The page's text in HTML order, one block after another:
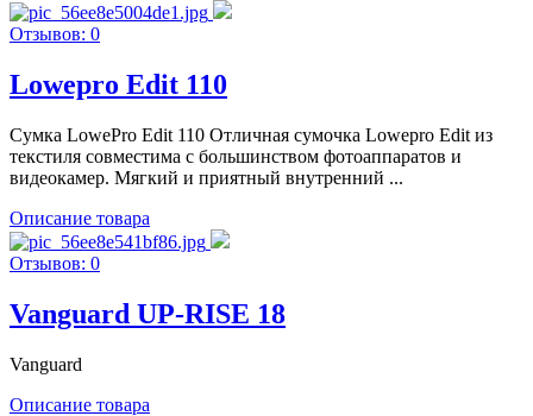
Отзывов: 0
Lowepro Edit 110
Сумка LowePro Edit 110 Отличная сумочка Lowepro Edit из
текстиля совместима с большинством фотоаппаратов и
видеокамер. Мягкий и приятный внутренний ...
Описание товара
Отзывов: 0
Vanguard UP-RISE 18
Vanguard
Описание товара